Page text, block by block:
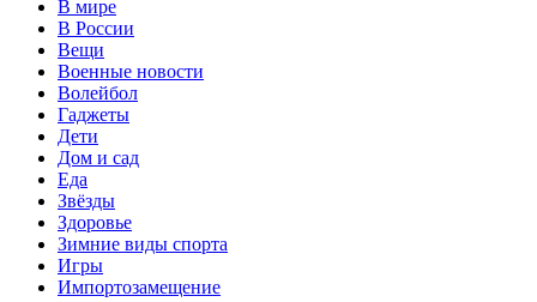
В мире
В России
Вещи
Военные новости
Волейбол
Гаджеты
Дети
Дом и сад
Еда
Звёзды
Здоровье
Зимние виды спорта
Игры
Импортозамещение